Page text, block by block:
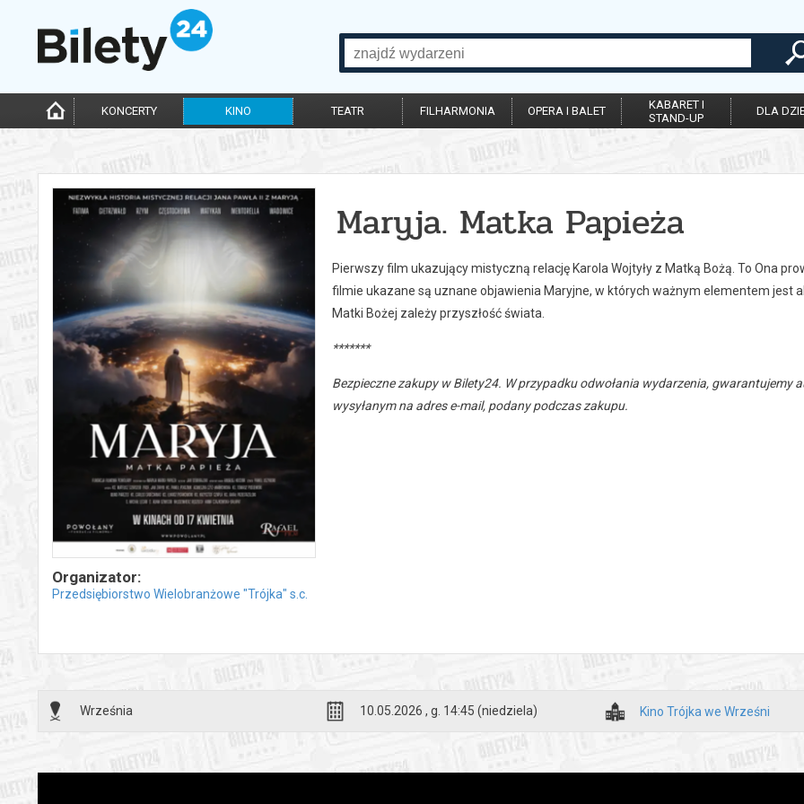
KONCERTY KINO TEATR FILHARMONIA OPERA I BALET
KABARET I
STAND-UP
DLA
Organizator:
Przedsiębiorstwo Wielobranżowe "Trójka" s.c.
Maryja. Matka Papieża
Pierwszy film ukazujący mistyczną relację Karola Wojtyły z Matką Bożą. To Ona
filmie ukazane są uznane objawienia Maryjne, w których ważnym elementem jest
Matki Bożej zależy przyszłość świata.
*******
Bezpieczne zakupy w Bilety24. W przypadku odwołania wydarzenia,
wysyłanym na adres e-mail, podany podczas zakupu.
Września 10.05.2026 , g. 14:45 (niedziela) Kino Trójka we Wrześni